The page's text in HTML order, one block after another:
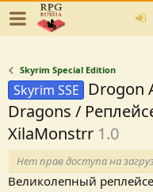
Skyrim Special Edition
Skyrim SSE
Drogon
Dragons /
XilaMonstrr 1.0
Нет прав доступа на
Великолепный